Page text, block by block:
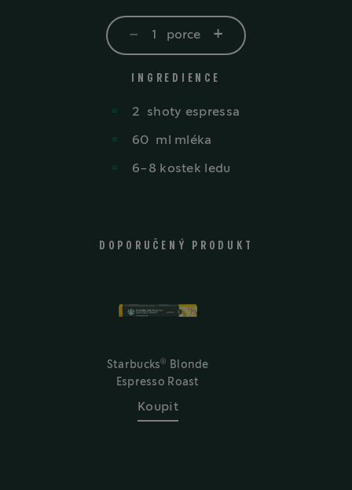
- 1 porce +
INGREDIENCE
2 shoty espressa
60 ml mléka
6-8 kostek ledu
DOPORUČENÝ PRODUKT
Starbucks®
Blonde
Espresso Roast
Koupit